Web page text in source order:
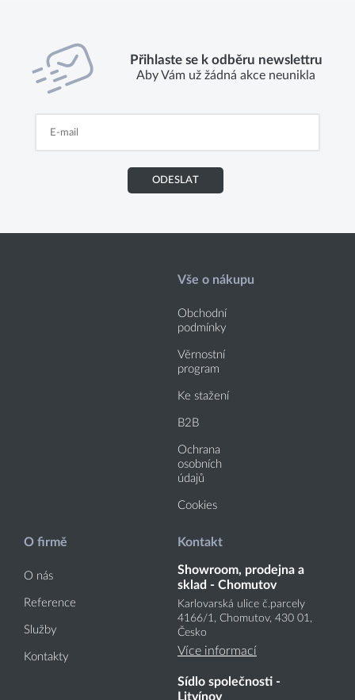
Přihlaste se k odběru newslettru
Aby Vám už žádná akce neunikla
ODESLAT
Vše o nákupu
Obchodní
podmínky
Věrnostní
program
Ke stažení
B2B
Ochrana
osobních
údajů
Cookies
O firmě
O nás
Reference
Služby
Kontakty
Kontakt
Showroom, prodejna a
sklad - Chomutov
Karlovarská ulice č.parcely
4166/1, Chomutov, 430 01,
Česko
Více informací
Sídlo společnosti -
Litvínov